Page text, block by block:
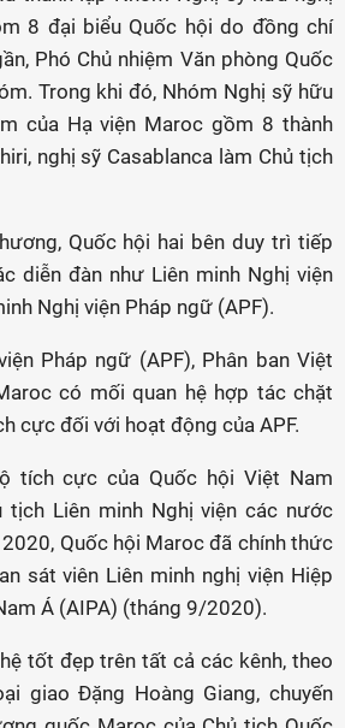
8 đại biểu Quốc hội do đồng chí
Phó Chủ nhiệm Văn phòng Quốc
Trong khi đó, Nhóm Nghị sỹ hữu
của Hạ viện Maroc gồm 8 thành
nghị sỹ Casablanca làm Chủ tịch
Quốc hội hai bên duy trì tiếp
diễn đàn như Liên minh Nghị viện
Nghị viện Pháp ngữ (APF).
Pháp ngữ (APF), Phân ban Việt
có mối quan hệ hợp tác chặt
cực đối với hoạt động của APF.
tích cực của Quốc hội Việt Nam
tịch Liên minh Nghị viện các nước
Quốc hội Maroc đã chính thức
sát viên Liên minh nghị viện Hiệp
Á (AIPA) (tháng 9/2020).
tốt đẹp trên tất cả các kênh, theo
giao Đặng Hoàng Giang, chuyến